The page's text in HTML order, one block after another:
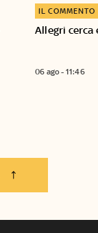
Allegri
IL COMMENTO
06 ago - 11:46